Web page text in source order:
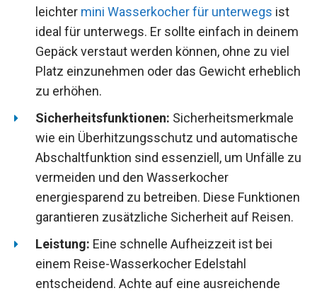
leichter mini Wasserkocher für unterwegs ist
ideal für unterwegs. Er sollte einfach in deinem
Gepäck verstaut werden können, ohne zu viel
Platz einzunehmen oder das Gewicht erheblich
zu erhöhen.
Sicherheitsfunktionen: Sicherheitsmerkmale
wie ein Überhitzungsschutz und automatische
Abschaltfunktion sind essenziell, um Unfälle zu
vermeiden und den Wasserkocher
energiesparend zu betreiben. Diese Funktionen
garantieren zusätzliche Sicherheit auf Reisen.
Leistung: Eine schnelle Aufheizzeit ist bei
einem Reise-Wasserkocher Edelstahl
entscheidend. Achte auf eine ausreichende